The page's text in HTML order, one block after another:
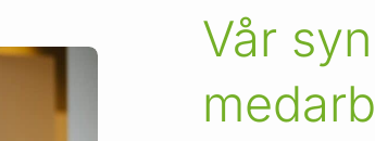
Vår